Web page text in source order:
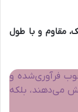
مقاوم و با طول
چوب فرآوری‌شده و
می‌دهند، بلکه